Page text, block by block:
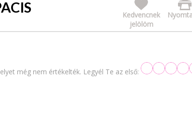
Kedvencnek
jelölöm
még nem értékelték. Legyél Te az első: